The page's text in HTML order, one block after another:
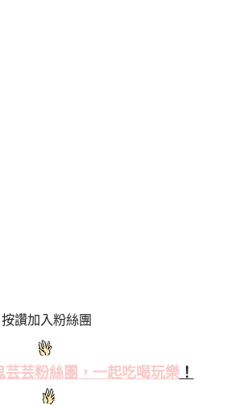
按讚加入粉絲團
芸芸粉絲團，一起吃喝玩樂！